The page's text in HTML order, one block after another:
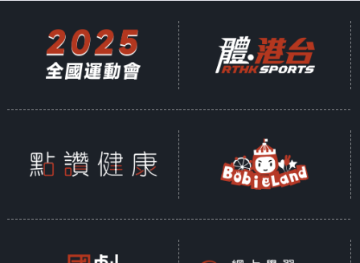
「碳」再出发》，于1月16日公布，并藉此呼
吁大家积极主动参与减碳工作，投入绿色生产
和生活。